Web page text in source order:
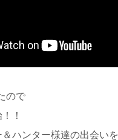
ので
！
ハンター様達の出会いを